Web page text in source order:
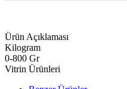
Ürün Açıklaması
Kilogram
0-800 Gr
Vitrin Ürünleri